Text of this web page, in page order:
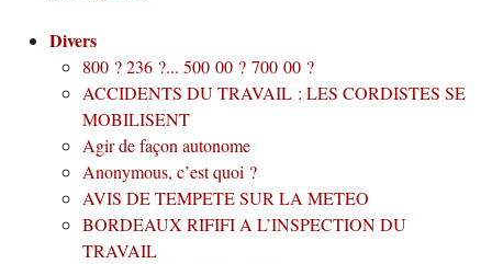
Divers
800 ? 236 ?... 500 00 ? 700 00 ?
ACCIDENTS DU TRAVAIL : LES CORDISTES SE
MOBILISENT
Agir de façon autonome
Anonymous, c’est quoi ?
AVIS DE TEMPETE SUR LA METEO
BORDEAUX RIFIFI A L’INSPECTION DU
TRAVAIL